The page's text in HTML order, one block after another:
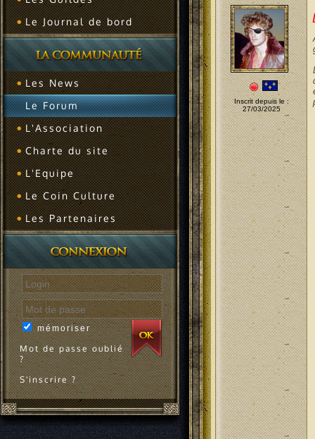
Le Journal de bord
Les News
Le Forum
L'Association
Charte du site
L'Equipe
Le Coin Culture
Les Partenaires
mémoriser
Mot de passe oublié
?
S'inscrire ?
Inscrit depuis le :
27/03/2025